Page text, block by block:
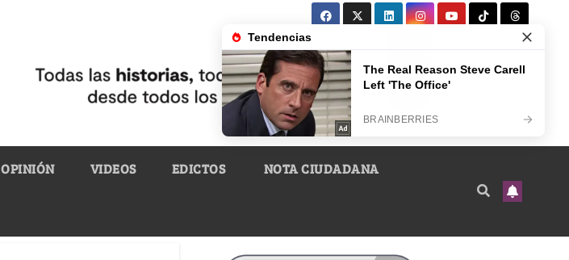
OPINIÓN VIDEOS EDICTOS NOTA CIUDADANA